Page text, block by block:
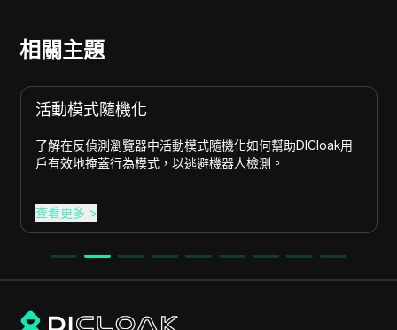
相關主題
活動模式隨機化
了解在反偵測瀏覽器中活動模式隨機化如何幫助DICloak用
戶有效地掩蓋行為模式，以逃避機器人檢測。
查看更多 >